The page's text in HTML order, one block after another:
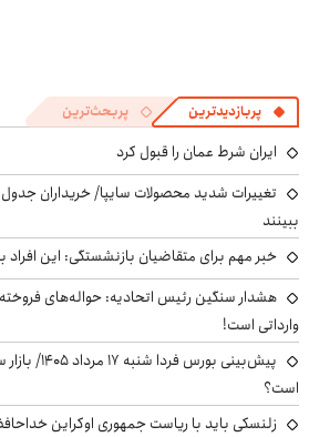
پربازدیدترین پربحث‌ترین
ایران شرط عمان را قبول کرد
ببینند
خبر مهم برای متقاضیان بازنشستگی: این افراد باید ۵ سال بیشتر کار
هشدار سنگین رئیس اتحادیه: حواله‌های
وارداتی است!
پیش‌بینی
است؟
زلنسکی باید با ریاست جمهوری اوکراین